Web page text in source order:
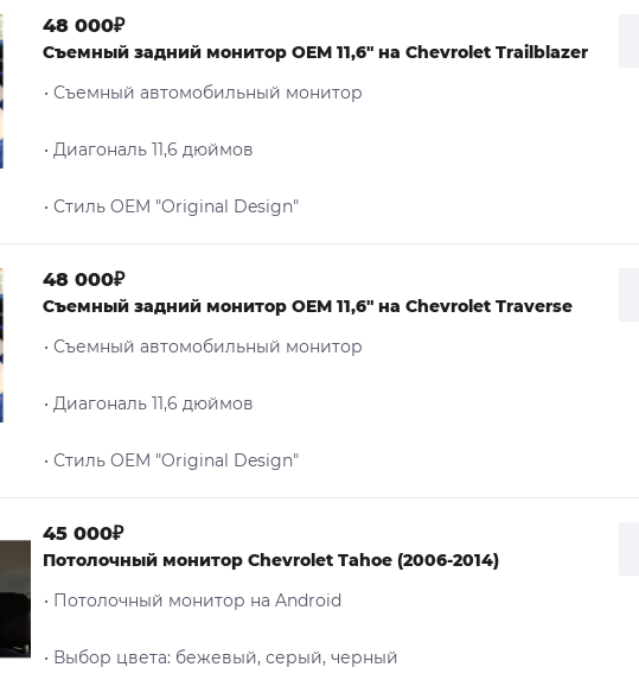
48 000₽
Съемный задний монитор OEM 11,6" на Chevrolet Trailblazer
• Съемный автомобильный монитор
• Диагональ 11,6 дюймов
• Стиль OEM "Original Design"
48 000₽
Съемный задний монитор OEM 11,6" на Chevrolet Traverse
• Съемный автомобильный монитор
• Диагональ 11,6 дюймов
• Стиль OEM "Original Design"
45 000₽
Потолочный монитор Chevrolet Tahoe (2006-2014)
• Потолочный монитор на Android
• Выбор цвета: бежевый, серый, черный